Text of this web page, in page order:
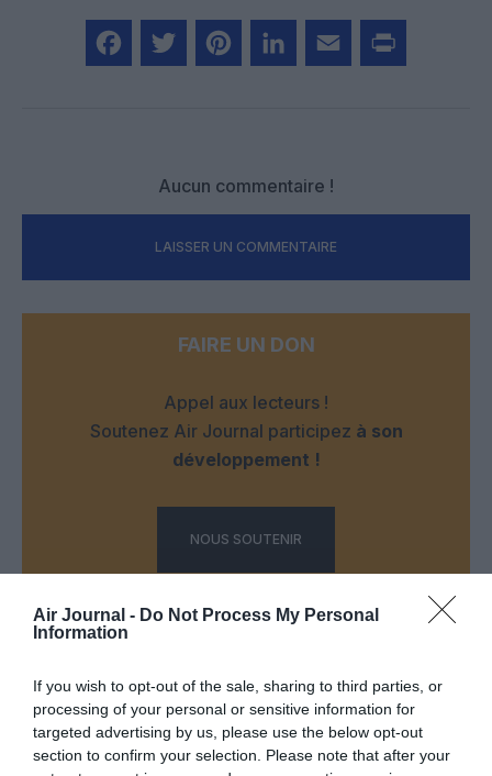
Air Journal - Do Not Process My Personal
Information
If you wish to opt-out of the sale, sharing to third parties, or
processing of your personal or sensitive information for
targeted advertising by us, please use the below opt-out
section to confirm your selection. Please note that after your
Aucun commentaire !
LAISSER UN COMMENTAIRE
FAIRE UN DON
Appel aux lecteurs !
Soutenez Air Journal participez à son
développement !
NOUS SOUTENIR
DERNIERS COMMENTAIRES